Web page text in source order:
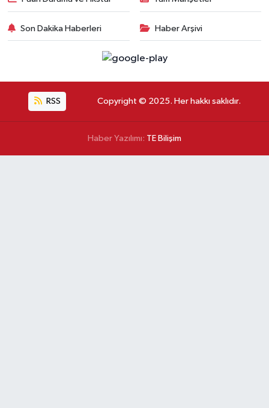
Son Dakika Haberleri Haber Arşivi
RSS Copyright © 2025. Her hakkı saklıdır.
Haber Yazılımı: TE Bilişim